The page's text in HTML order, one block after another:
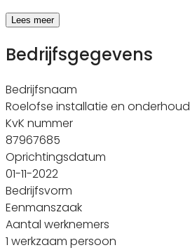
Lees meer
Bedrijfsgegevens
Bedrijfsnaam
Roelofse installatie en onderhoud
KvK nummer
87967685
Oprichtingsdatum
01-11-2022
Bedrijfsvorm
Eenmanszaak
Aantal werknemers
1 werkzaam persoon